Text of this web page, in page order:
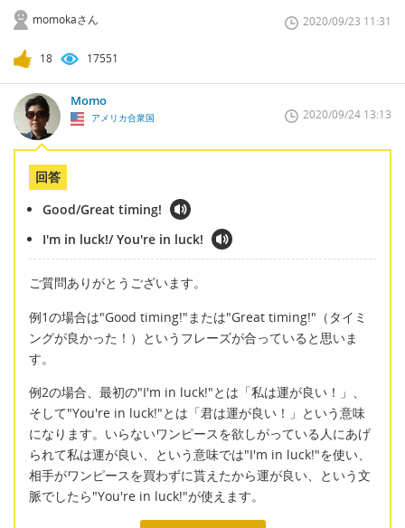
momokaさん 2020/09/23 11:31
18 17551
Momo
アメリカ合衆国 2020/09/24 13:13
回答
Good/Great timing!
I'm in luck!/ You're in luck!
ご質問ありがとうございます。
例1の場合は"Good timing!"または"Great timing!"（タイミ
ングが良かった！）というフレーズが合っていると思いま
す。
例2の場合、最初の"I'm in luck!"とは「私は運が良い！」、
そして"You're in luck!"とは「君は運が良い！」という意味
になります。いらないワンピースを欲しがっている人にあげ
られて私は運が良い、という意味では"I'm in luck!"を使い、
相手がワンピースを買わずに貰えたから運が良い、という文
脈でしたら"You're in luck!"が使えます。